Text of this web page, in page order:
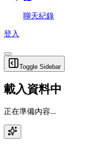
聊天紀錄
登入
Toggle Sidebar
載入資料中
正在準備內容...